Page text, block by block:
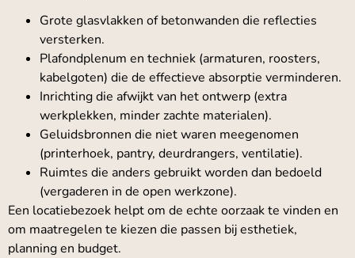
Grote glasvlakken of betonwanden die reflecties
versterken.
Plafondplenum en techniek (armaturen, roosters,
kabelgoten) die de effectieve absorptie verminderen.
Inrichting die afwijkt van het ontwerp (extra
werkplekken, minder zachte materialen).
Geluidsbronnen die niet waren meegenomen
(printerhoek, pantry, deurdrangers, ventilatie).
Ruimtes die anders gebruikt worden dan bedoeld
(vergaderen in de open werkzone).
Een locatiebezoek helpt om de echte oorzaak te vinden en
om maatregelen te kiezen die passen bij esthetiek,
planning en budget.